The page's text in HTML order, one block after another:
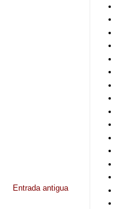
Entrada antigua